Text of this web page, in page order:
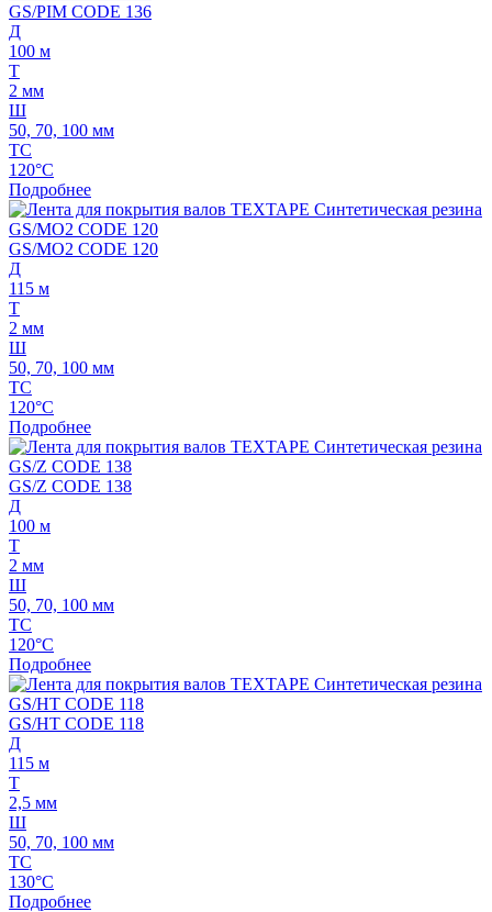
GS/PIM CODE 136
Д
100 м
Т
2 мм
Ш
50, 70, 100 мм
ТС
120°C
Подробнее
GS/MO2 CODE 120
Д
115 м
Т
2 мм
Ш
50, 70, 100 мм
ТС
120°C
Подробнее
GS/Z CODE 138
Д
100 м
Т
2 мм
Ш
50, 70, 100 мм
ТС
120°C
Подробнее
GS/HT CODE 118
Д
115 м
Т
2,5 мм
Ш
50, 70, 100 мм
ТС
130°C
Подробнее